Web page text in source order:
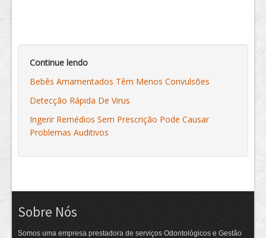
Continue lendo
Bebês Amamentados Têm Menos Convulsões
Detecção Rápida De Virus
Ingerir Remédios Sem Prescrição Pode Causar
Problemas Auditivos
Sobre Nós
Somos uma empresa prestadora de serviços Odontológicos e Gestão